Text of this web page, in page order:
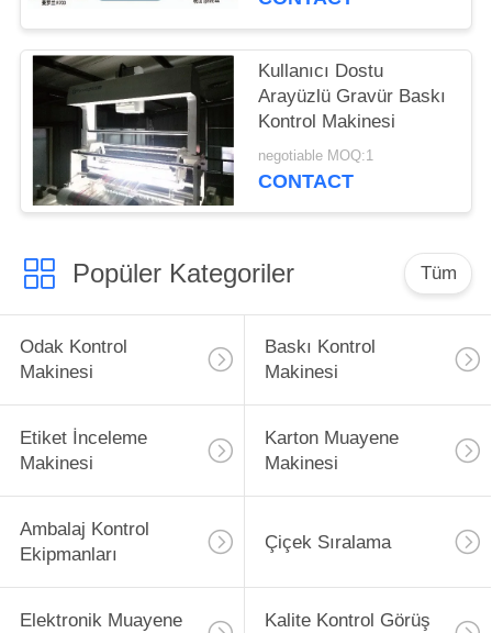
Kullanıcı Dostu
Arayüzlü Gravür Baskı
Kontrol Makinesi
negotiable MOQ:1
CONTACT
Popüler Kategoriler Tüm
Odak Kontrol
Makinesi
Baskı Kontrol
Makinesi
Etiket İnceleme
Makinesi
Karton Muayene
Makinesi
Ambalaj Kontrol
Ekipmanları
Çiçek Sıralama
Elektronik Muayene Kalite Kontrol Görüş